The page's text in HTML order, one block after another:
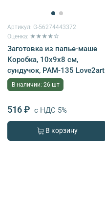
Артикул: G-56274443372
Оценка: ★★★★☆
Заготовка из папье-маше
Коробка, 10х9х8 см,
сундучок, PAM-135 Love2art
В наличии: 26 шт
516 ₽ с НДС 5%
В корзину